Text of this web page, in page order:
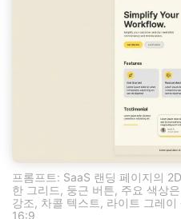
프롬프트: SaaS 랜딩 페이지의
한 그리드, 둥근 버튼, 주요 색상
강조, 차콜 텍스트, 라이트 그레
16:9